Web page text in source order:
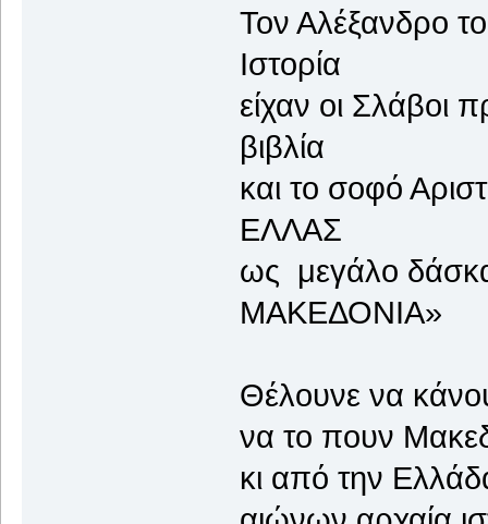
Τον
Ιστορία
είχαν οι
βιβλία
και το σοφό
ως μεγάλο
Θέλουνε να
να το
κι από την